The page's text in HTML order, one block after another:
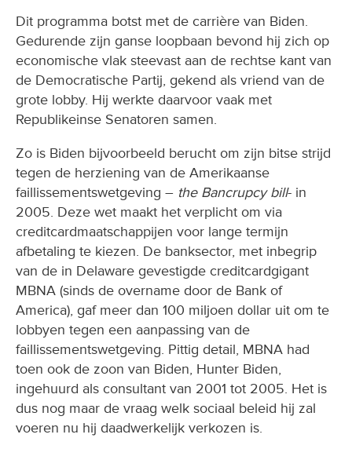
Dit programma botst met de carrière van Biden.
Gedurende zijn ganse loopbaan bevond hij zich op
economische vlak steevast aan de rechtse kant van
de Democratische Partij, gekend als vriend van de
grote lobby. Hij werkte daarvoor vaak met
Republikeinse Senatoren samen.
Zo is Biden bijvoorbeeld berucht om zijn bitse strijd
tegen de herziening van de Amerikaanse
faillissementswetgeving – the Bancrupcy bill- in
2005. Deze wet maakt het verplicht om via
creditcardmaatschappijen voor lange termijn
afbetaling te kiezen. De banksector, met inbegrip
van de in Delaware gevestigde creditcardgigant
MBNA (sinds de overname door de Bank of
America), gaf meer dan 100 miljoen dollar uit om te
lobbyen tegen een aanpassing van de
faillissementswetgeving. Pittig detail, MBNA had
toen ook de zoon van Biden, Hunter Biden,
ingehuurd als consultant van 2001 tot 2005. Het is
dus nog maar de vraag welk sociaal beleid hij zal
voeren nu hij daadwerkelijk verkozen is.